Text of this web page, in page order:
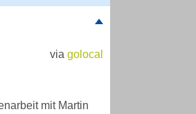
via golocal
mit Martin